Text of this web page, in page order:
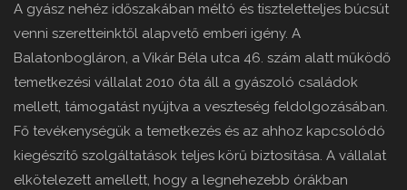
A gyász nehéz időszakában méltó és tiszteletteljes búcsút
venni szeretteinktől alapvető emberi igény. A
Balatonbogláron, a Vikár Béla utca 46. szám alatt működő
temetkezési vállalat 2010 óta áll a gyászoló családok
mellett, támogatást nyújtva a veszteség feldolgozásában.
Fő tevékenységük a temetkezés és az ahhoz kapcsolódó
kiegészítő szolgáltatások teljes körű biztosítása. A vállalat
elkötelezett amellett, hogy a legnehezebb órákban